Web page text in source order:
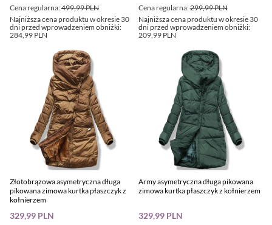
Cena regularna:499,99 PLN
Najniższa cena produktu w okresie 30
dni przed wprowadzeniem obniżki:
284,99 PLN
Cena regularna:299,99 PLN
Najniższa cena produktu w okresie 30
dni przed wprowadzeniem obniżki:
209,99 PLN
Złotobrązowa asymetryczna długa
pikowana zimowa kurtka płaszczyk z
kołnierzem
329,99 PLN
Army asymetryczna długa pikowana
zimowa kurtka płaszczyk z kołnierzem
329,99 PLN